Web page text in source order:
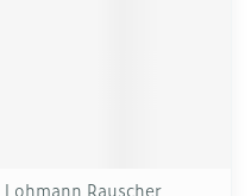
Lohmann Rauscher